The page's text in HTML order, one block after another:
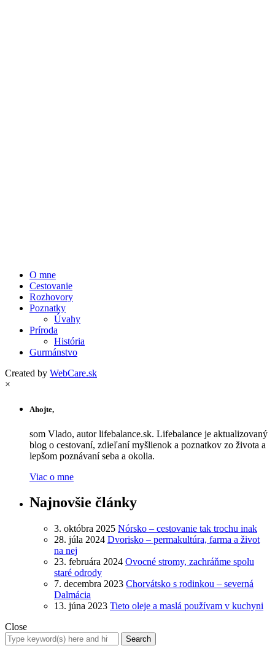
O mne
Cestovanie
Rozhovory
Poznatky
Úvahy
Príroda
História
Gurmánstvo
Created by WebCare.sk
×
Ahojte,
som Vlado, autor lifebalance.sk. Lifebalance je aktualizovaný
blog o cestovaní, zdieľaní myšlienok a poznatkov zo života a
lepšom poznávaní seba a okolia.
Viac o mne
Najnovšie články
3. októbra 2025 Nórsko – cestovanie tak trochu inak
28. júla 2024 Dvorisko – permakultúra, farma a život
na nej
23. februára 2024 Ovocné stromy, zachráňme spolu
staré odrody
7. decembra 2023 Chorvátsko s rodinkou – severná
Dalmácia
13. júna 2023 Tieto oleje a maslá používam v kuchyni
Close